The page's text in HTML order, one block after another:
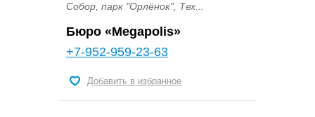
Собор, парк "Орлёнок", Тех...
Бюро «Megapolis»
+7-952-959-23-63
Добавить в избранное